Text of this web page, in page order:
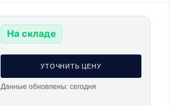
На складе
УТОЧНИТЬ ЦЕНУ
Данные обновлены: сегодня